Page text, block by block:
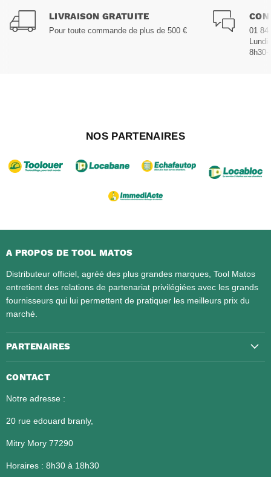
LIVRAISON GRATUITE
Pour toute commande de plus de 500 €
01 84
8h30-
NOS PARTENAIRES
A PROPOS DE TOOL MATOS
Distributeur officiel, agréé des plus grandes marques, Tool Matos
entretient des relations de partenariat privilégiées avec les grands
fournisseurs qui lui permettent de pratiquer les meilleurs prix du
marché.
PARTENAIRES
CONTACT
Notre adresse :
20 rue edouard branly,
Mitry Mory 77290
Horaires : 8h30 à 18h30